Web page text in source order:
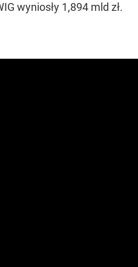
wyniosły 1,894 mld zł.